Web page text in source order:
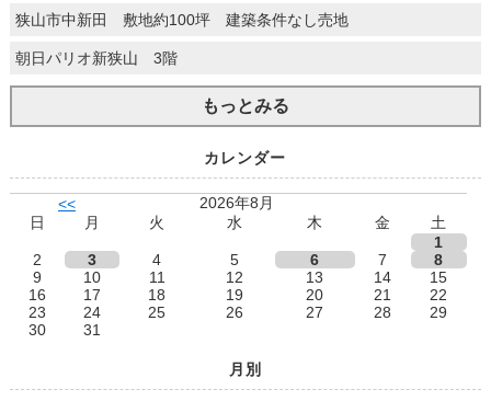
狭山市中新田 敷地約100坪 建築条件なし売地
朝日パリオ新狭山 3階
もっとみる
カレンダー
<<
2026年8月
日
月 火 水 木 金
土
1
2
3 4 5 6 7
8
9
10 11 12 13 14
15
16
17 18 19 20 21
22
23
24 25 26 27 28
29
30
31
月別